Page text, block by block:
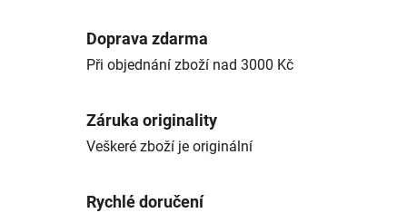
Doprava zdarma
Při objednání zboží nad 3000 Kč
Záruka originality
Veškeré zboží je originální
Rychlé doručení